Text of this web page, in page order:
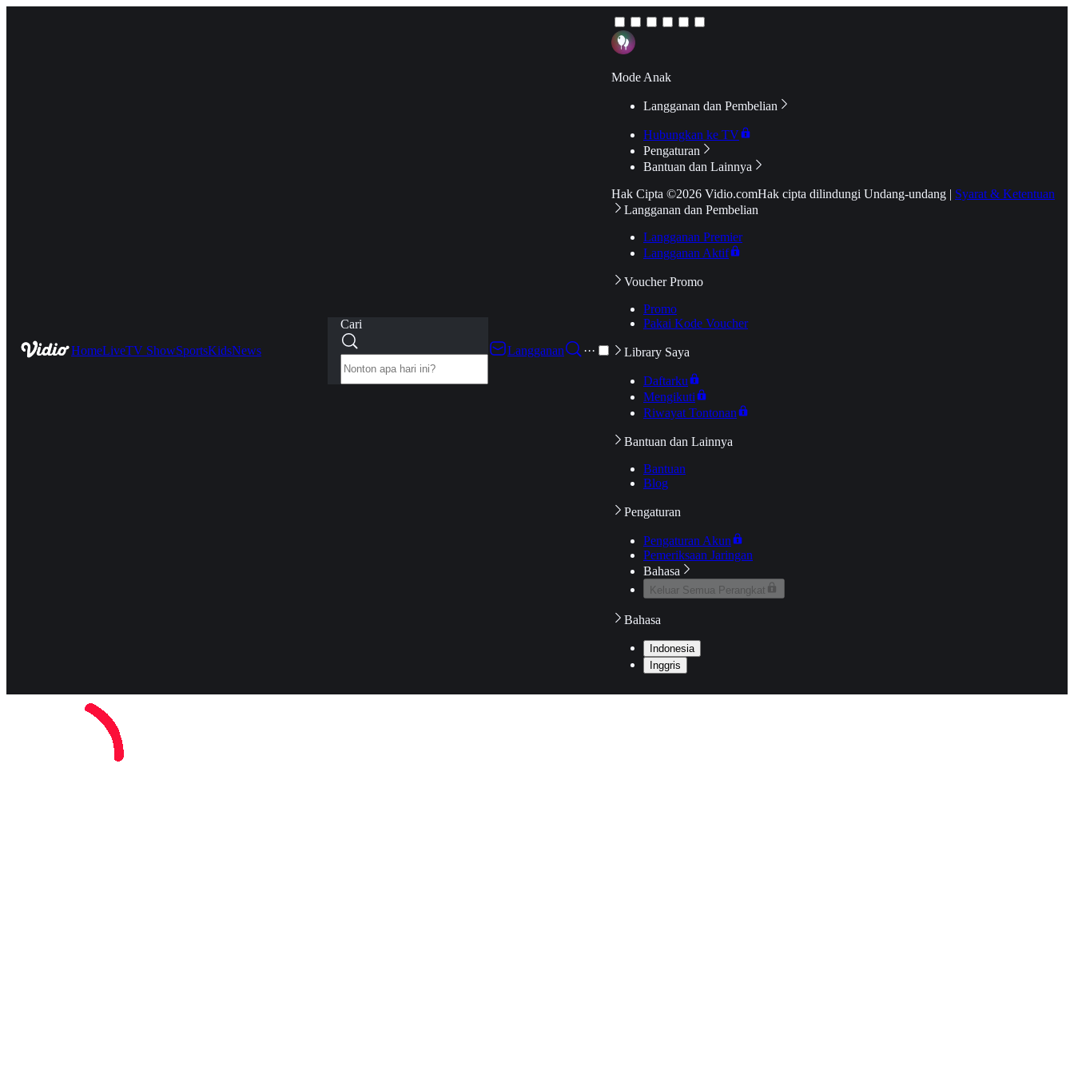
HomeLiveTV ShowSportsKidsNews
Cari
Langganan
···
Mode Anak
Langganan dan Pembelian
Hubungkan ke TV
Pengaturan
Bantuan dan Lainnya
Hak Cipta ©2026 Vidio.comHak cipta dilindungi Undang-undang | Syarat & Ketentuan
Langganan dan Pembelian
Langganan Premier
Langganan Aktif
Voucher Promo
Promo
Pakai Kode Voucher
Library Saya
Daftarku
Mengikuti
Riwayat Tontonan
Bantuan dan Lainnya
Bantuan
Blog
Pengaturan
Pengaturan Akun
Pemeriksaan Jaringan
Bahasa
Keluar Semua Perangkat
Bahasa
Indonesia
Inggris